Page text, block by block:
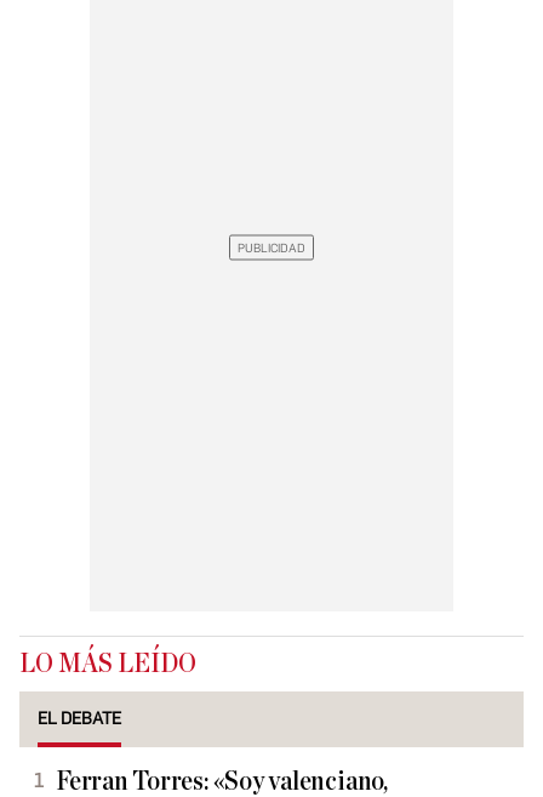
LO MÁS LEÍDO
EL DEBATE
Ferran Torres: «Soy valenciano,